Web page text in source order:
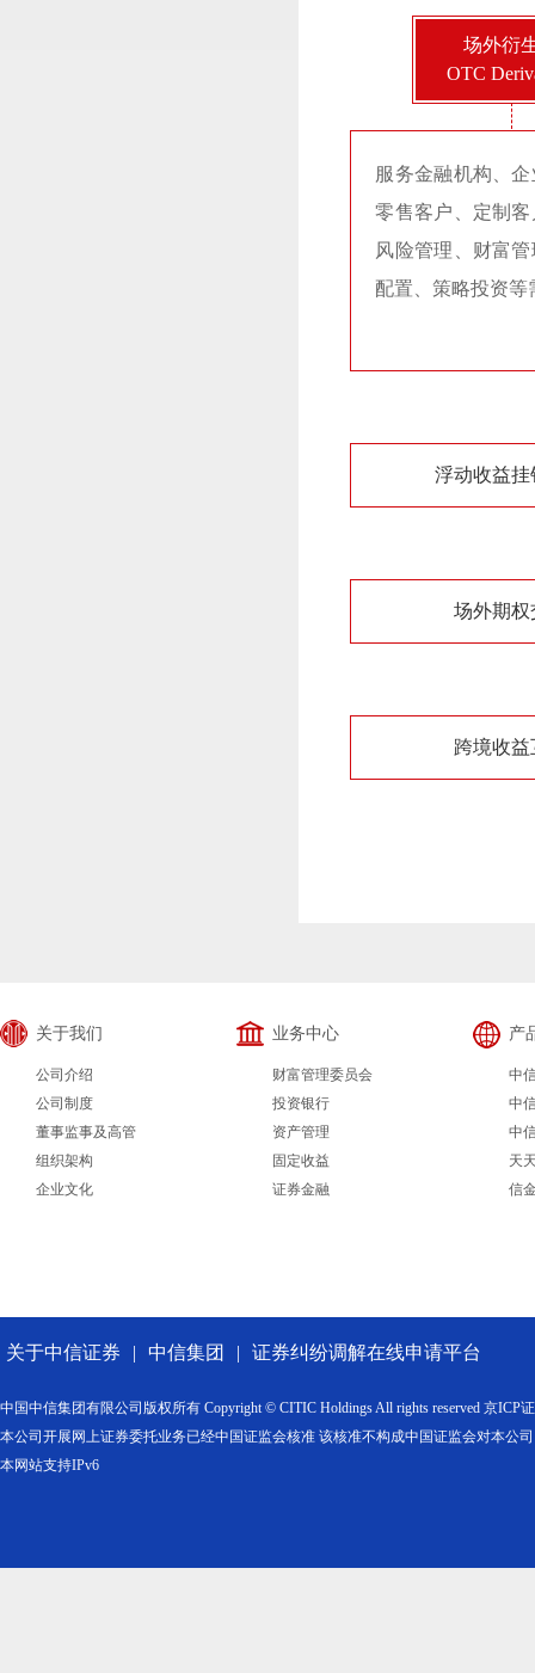
场外衍
OTC
服务金融机构、
零售客户、定制
风险管理、财富
配置、策略投资等
浮动收益挂
场外期权
跨境收益
关于我们
公司介绍
公司制度
董事监事及高管
组织架构
企业文化
业务中心
财富管理委员会
投资银行
资产管理
固定收益
证券金融
产
中
中
中
天
信
关于中信证券 | 中信集团 | 证券纠纷调解在线申请平台
中国中信集团有限公司版权所有 Copyright © CITIC Holdings All rights reserved 京ICP
本公司开展网上证券委托业务已经中国证监会核准 该核准不构成中国证监会对本公
本网站支持IPv6